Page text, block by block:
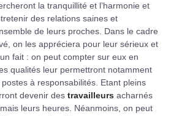
la tranquillité et l’harmonie et
des relations saines et
de leurs proches. Dans le cadre
on les appréciera pour leur sérieux et
un fait : on peut compter sur eux en
qualités leur permettront notamment
postes à responsabilités. Etant pleins
devenir des travailleurs acharnés
leurs heures. Néanmoins, on peut